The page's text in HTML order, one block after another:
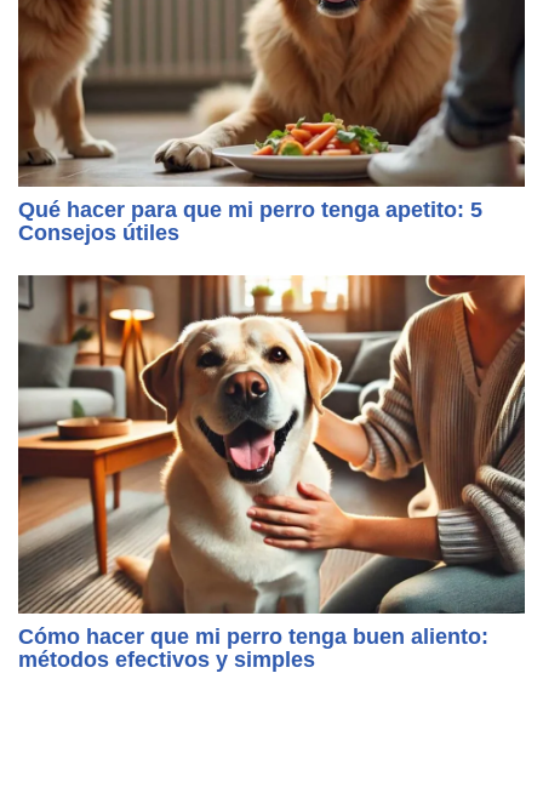
Qué hacer para que mi perro tenga apetito: 5
Consejos útiles
Cómo hacer que mi perro tenga buen aliento:
métodos efectivos y simples